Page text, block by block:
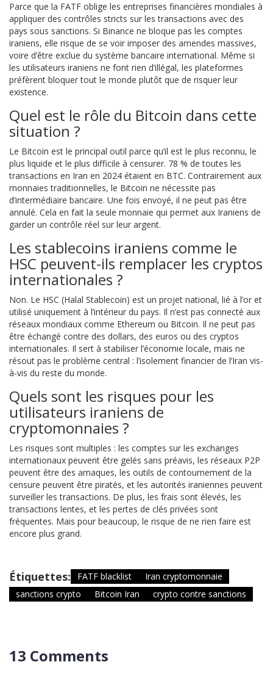
Parce que la FATF oblige les entreprises financières mondiales à
appliquer des contrôles stricts sur les transactions avec des
pays sous sanctions. Si Binance ne bloque pas les comptes
iraniens, elle risque de se voir imposer des amendes massives,
voire d’être exclue du système bancaire international. Même si
les utilisateurs iraniens ne font rien d’illégal, les plateformes
préfèrent bloquer tout le monde plutôt que de risquer leur
existence.
Quel est le rôle du Bitcoin dans cette
situation ?
Le Bitcoin est le principal outil parce qu’il est le plus reconnu, le
plus liquide et le plus difficile à censurer. 78 % de toutes les
transactions en Iran en 2024 étaient en BTC. Contrairement aux
monnaies traditionnelles, le Bitcoin ne nécessite pas
d’intermédiaire bancaire. Une fois envoyé, il ne peut pas être
annulé. Cela en fait la seule monnaie qui permet aux Iraniens de
garder un contrôle réel sur leur argent.
Les stablecoins iraniens comme le
HSC peuvent-ils remplacer les cryptos
internationales ?
Non. Le HSC (Halal Stablecoin) est un projet national, lié à l’or et
utilisé uniquement à l’intérieur du pays. Il n’est pas connecté aux
réseaux mondiaux comme Ethereum ou Bitcoin. Il ne peut pas
être échangé contre des dollars, des euros ou des cryptos
internationales. Il sert à stabiliser l’économie locale, mais ne
résout pas le problème central : l’isolement financier de l’Iran vis-
à-vis du reste du monde.
Quels sont les risques pour les
utilisateurs iraniens de
cryptomonnaies ?
Les risques sont multiples : les comptes sur les exchanges
internationaux peuvent être gelés sans préavis, les réseaux P2P
peuvent être des arnaques, les outils de contournement de la
censure peuvent être piratés, et les autorités iraniennes peuvent
surveiller les transactions. De plus, les frais sont élevés, les
transactions lentes, et les pertes de clés privées sont
fréquentes. Mais pour beaucoup, le risque de ne rien faire est
encore plus grand.
Étiquettes: FATF blacklist
Iran cryptomonnaie
sanctions crypto
Bitcoin Iran crypto contre sanctions
13 Comments